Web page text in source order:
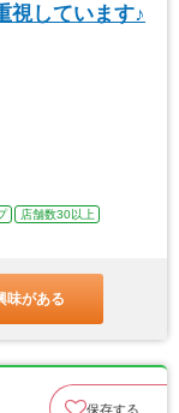
視しています♪
店舗数30以上
味がある
保存する